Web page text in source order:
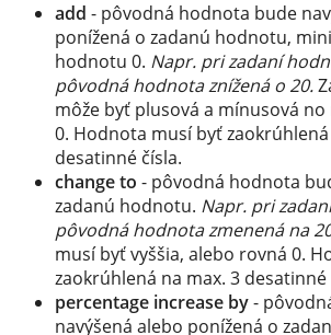
add - pôvodná hodnota bude
ponížená o zadanú hodnotu,
hodnotu 0. Napr. pri zadaní
pôvodná hodnota znížená o 20.
môže byť plusová a mínusová
0. Hodnota musí byť
desatinné čísla.
change to - pôvodná hodnota
zadanú hodnotu. Napr. pri
pôvodná hodnota zmenená na
musí byť vyššia, alebo rovná 0.
zaokrúhlená na max. 3 desatinné
percentage increase by-
navýšená alebo ponížená o